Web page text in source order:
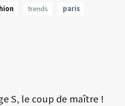
trends paris
S, le coup de maître !